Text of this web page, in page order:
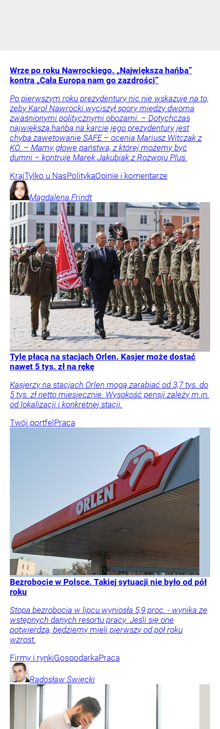
Wrze po roku Nawrockiego. „Największa hańba”
kontra „Cała Europa nam go zazdrości”
Po pierwszym roku prezydentury nic nie wskazuje na to,
żeby Karol Nawrocki wyciszył spory między dwoma
zwaśnionymi politycznymi obozami. – Dotychczas
największą hańbą na karcie jego prezydentury jest
chyba zawetowanie SAFE – ocenia Mariusz Witczak z
KO. – Mamy głowę państwa, z której możemy być
dumni – kontruje Marek Jakubiak z Rozwoju Plus.
KrajTylko u NasPolitykaOpinie i komentarze
Magdalena Frindt
Tyle płacą na stacjach Orlen. Kasjer może dostać
nawet 5 tys. zł na rękę
Kasjerzy na stacjach Orlen mogą zarabiać od 3,7 tys. do
5 tys. zł netto miesięcznie. Wysokość pensji zależy m.in.
od lokalizacji i konkretnej stacji.
Twój portfelPraca
Bezrobocie w Polsce. Takiej sytuacji nie było od pół
roku
Stopa bezrobocia w lipcu wyniosła 5,9 proc. - wynika ze
wstępnych danych resortu pracy. Jeśli się one
potwierdzą, będziemy mieli pierwszy od pół roku
wzrost.
Firmy i rynkiGospodarkaPraca
Radosław Święcki